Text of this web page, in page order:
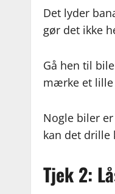
Det lyder
gør det ikke
Gå hen til
mærke et lille
Nogle biler
kan det drille
Tjek 2: